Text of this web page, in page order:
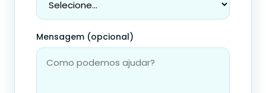
Mensagem (opcional)